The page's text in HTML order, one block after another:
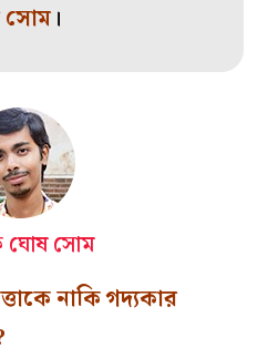
সোম।
ঘোষ সোম
নাকিগদ্যকার